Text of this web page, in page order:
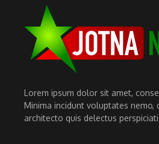
Lorem ipsum dolor sit amet,
Minima incidunt voluptates nemo,
architecto quis delectus